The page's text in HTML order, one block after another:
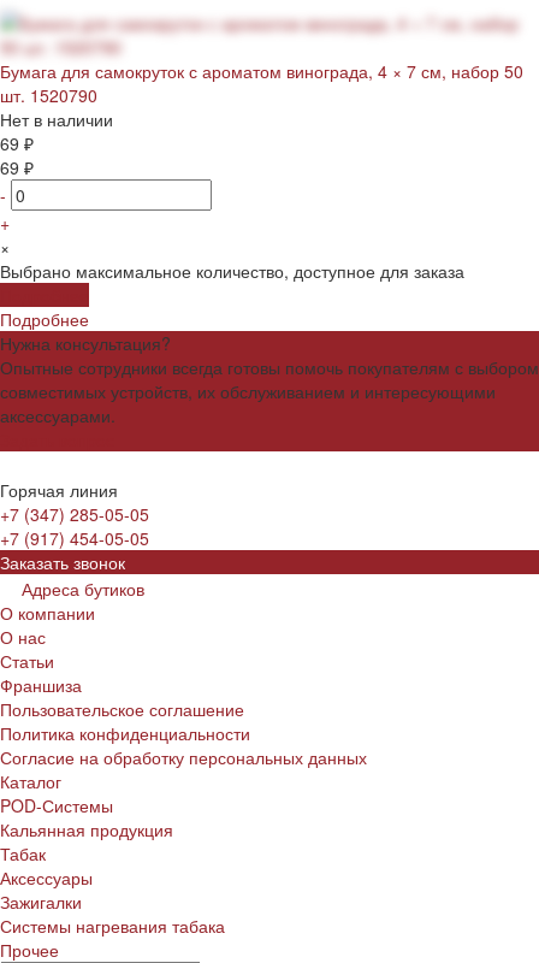
Бумага для самокруток с ароматом винограда, 4 × 7 см, набор 50
шт. 1520790
Нет в наличии
69 ₽
69 ₽
-
+
×
Выбрано максимальное количество, доступное для заказа
Подробнее
Нужна консультация?
Опытные сотрудники всегда готовы помочь покупателям с выбором
совместимых устройств, их обслуживанием и интересующими
аксессуарами.
Горячая линия
+7 (347) 285-05-05
+7 (917) 454-05-05
Заказать звонок
Адреса бутиков
О компании
О нас
Статьи
Франшиза
Пользовательское соглашение
Политика конфиденциальности
Согласие на обработку персональных данных
Каталог
POD-Системы
Кальянная продукция
Табак
Аксессуары
Зажигалки
Системы нагревания табака
Прочее